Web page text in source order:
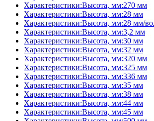
Характеристики:Высота, мм:270 мм
Характеристики:Высота, мм:28 мм
Характеристики:Высота, мм:28 мм/
Характеристики:Высота, мм:3,2 мм
Характеристики:Высота, мм:30 мм
Характеристики:Высота, мм:32 мм
Характеристики:Высота, мм:320 мм
Характеристики:Высота, мм:325 мм
Характеристики:Высота, мм:336 мм
Характеристики:Высота, мм:35 мм
Характеристики:Высота, мм:38 мм
Характеристики:Высота, мм:44 мм
Характеристики:Высота, мм:45 мм